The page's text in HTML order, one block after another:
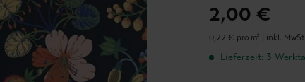
2,00 €
0,22 € pro m² | inkl.
Lieferzeit: 3